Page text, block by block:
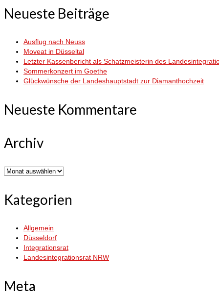
Neueste Beiträge
Ausflug nach Neuss
Moveat in Düsseltal
Letzter Kassenbericht als Schatzmeisterin des
Sommerkonzert im Goethe
Glückwünsche der Landeshauptstadt zur Diamanthochzeit
Neueste Kommentare
Archiv
Archiv
Kategorien
Allgemein
Düsseldorf
Integrationsrat
Landesintegrationsrat NRW
Meta